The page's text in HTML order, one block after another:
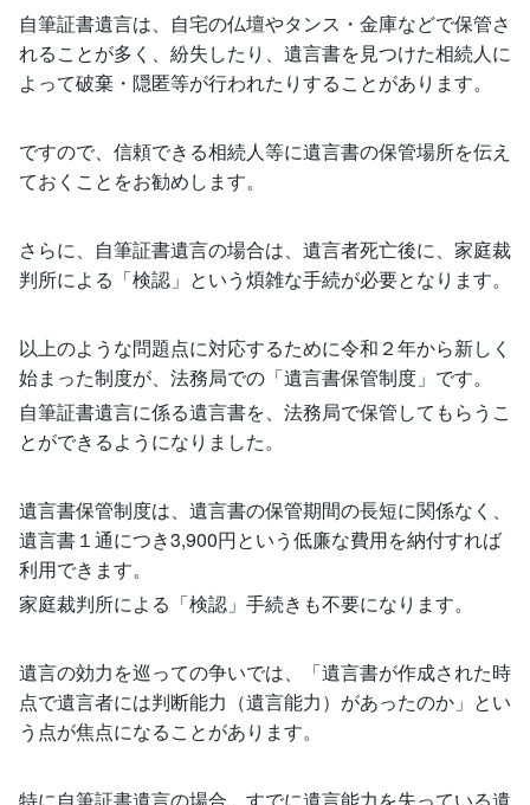
自筆証書遺言は、自宅の仏壇やタンス・金庫などで保管さ
れることが多く、紛失したり、遺言書を見つけた相続人に
よって破棄・隠匿等が行われたりすることがあります。
ですので、信頼できる相続人等に遺言書の保管場所を伝え
ておくことをお勧めします。
さらに、自筆証書遺言の場合は、遺言者死亡後に、家庭裁
判所による「検認」という煩雑な手続が必要となります。
以上のような問題点に対応するために令和２年から新しく
始まった制度が、法務局での「遺言書保管制度」です。
自筆証書遺言に係る遺言書を、法務局で保管してもらうこ
とができるようになりました。
遺言書保管制度は、遺言書の保管期間の長短に関係なく、
遺言書１通につき3,900円という低廉な費用を納付すれば
利用できます。
家庭裁判所による「検認」手続きも不要になります。
遺言の効力を巡っての争いでは、「遺言書が作成された時
点で遺言者には判断能力（遺言能力）があったのか」とい
う点が焦点になることがあります。
特に自筆証書遺言の場合、すでに遺言能力を失っている遺